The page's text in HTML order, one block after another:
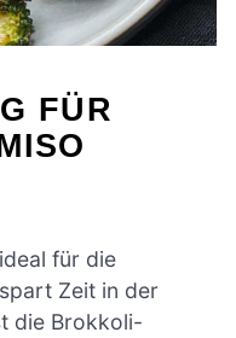
FÜR
für die
Zeit in der
die Brokkoli-